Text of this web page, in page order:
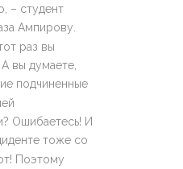
– студент
Ампирову.
раз вы
А вы думаете,
подчиненные
Ошибаетесь! И
тоже со
Поэтому